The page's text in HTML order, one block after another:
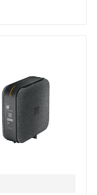
Sans engagement